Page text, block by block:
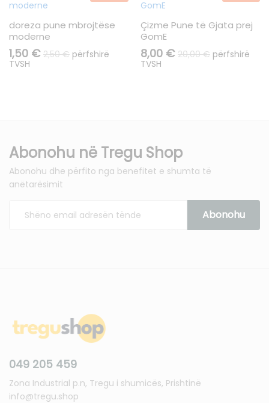
doreza pune mbrojtëse
moderne
1,50 € 2,50€ përfshirë
TVSH
Çizme Pune të Gjata prej
GomE
8,00 € 20,00€ përfshirë
TVSH
Abonohu në Tregu Shop
Abonohu dhe përfito nga benefitet e shumta të
anëtarësimit
049 205 459
Zona Industrial p.n, Tregu i shumicës, Prishtinë
info@tregu.shop